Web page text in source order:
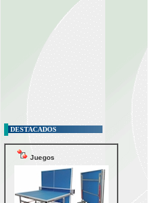
DESTACADOS
Juegos